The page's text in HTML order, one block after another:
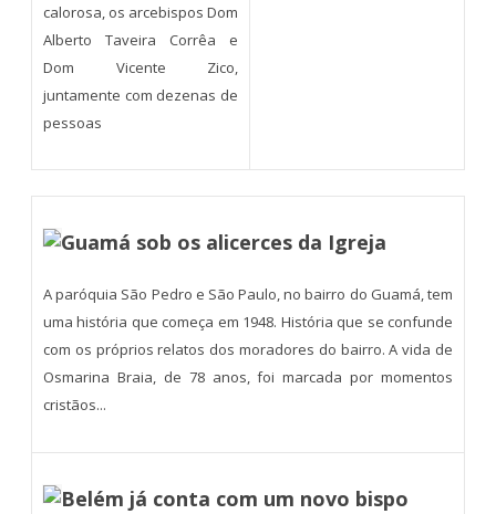
calorosa, os arcebispos Dom
Alberto Taveira Corrêa e
Dom Vicente Zico,
juntamente com dezenas de
pessoas
Guamá sob os alicerces da Igreja
A paróquia São Pedro e São Paulo, no bairro do Guamá, tem
uma história que começa em 1948. História que se confunde
com os próprios relatos dos moradores do bairro. A vida de
Osmarina Braia, de 78 anos, foi marcada por momentos
cristãos...
Belém já conta com um novo bispo